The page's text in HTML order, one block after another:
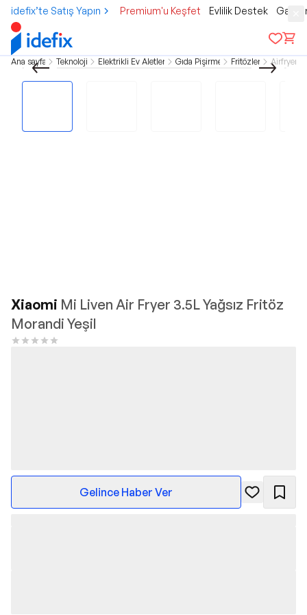
idefix’te Satış Yapın Premium'u Keşfet Evlilik Destek
Ana sayfa Teknoloji Elektrikli Ev Aletleri Gıda Pişirme Fritözler Airfryer
Xiaomi Mi Liven Air Fryer 3.5L Yağsız Fritöz
Morandi Yeşil
Gelince Haber Ver